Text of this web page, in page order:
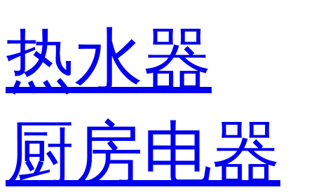
热水器
厨房电器